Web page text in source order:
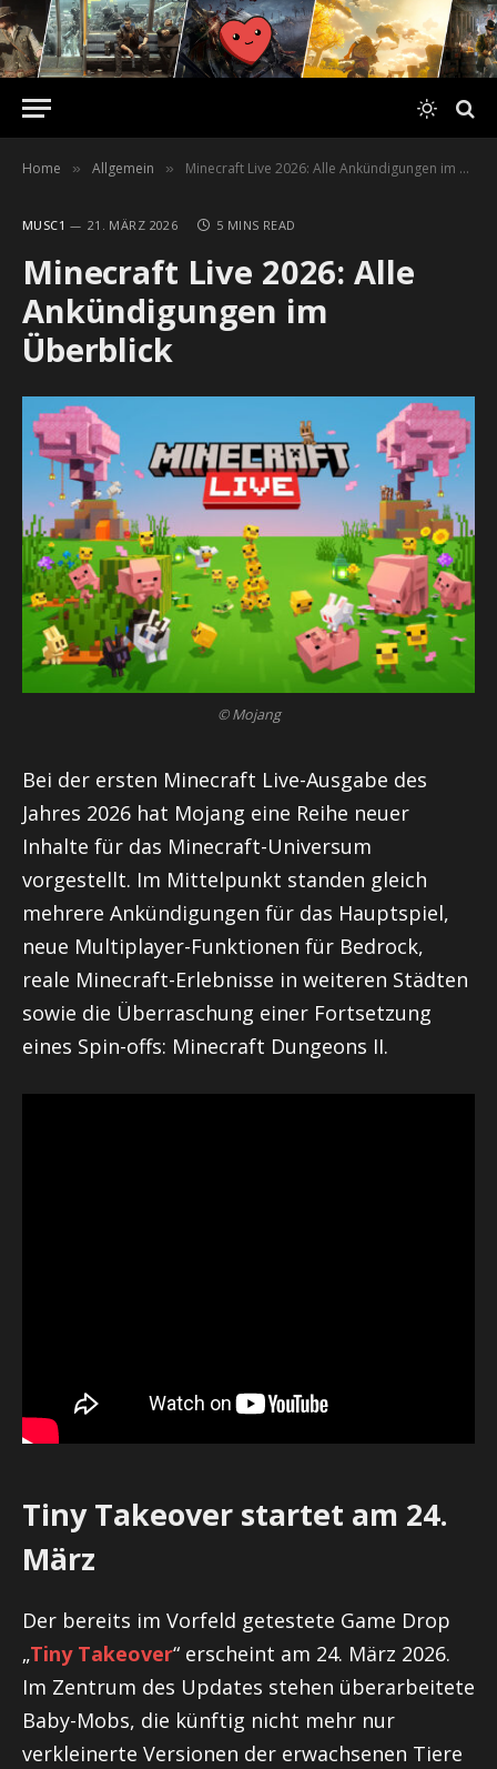
Home » Allgemein » Minecraft Live 2026: Alle Ankündigungen im Überblick
MUSC1 21. MÄRZ 2026 5 MINS READ
Minecraft Live 2026: Alle
Ankündigungen im
Überblick
© Mojang
Bei der ersten Minecraft Live-Ausgabe des
Jahres 2026 hat Mojang eine Reihe neuer
Inhalte für das Minecraft-Universum
vorgestellt. Im Mittelpunkt standen gleich
mehrere Ankündigungen für das Hauptspiel,
neue Multiplayer-Funktionen für Bedrock,
reale Minecraft-Erlebnisse in weiteren Städten
sowie die Überraschung einer Fortsetzung
eines Spin-offs: Minecraft Dungeons II.
Tiny Takeover startet am 24.
März
Der bereits im Vorfeld getestete Game Drop
„Tiny Takeover“ erscheint am 24. März 2026.
Im Zentrum des Updates stehen überarbeitete
Baby-Mobs, die künftig nicht mehr nur
verkleinerte Versionen der erwachsenen Tiere